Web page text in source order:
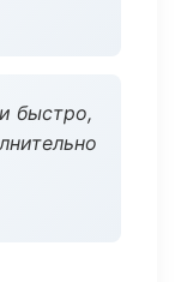
быстро,